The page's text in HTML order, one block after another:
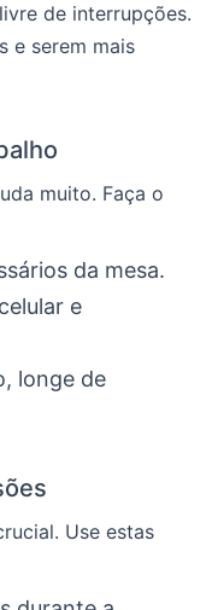
de interrupções.
e serem mais
muito. Faça o
da mesa.
e
longe de
Use estas